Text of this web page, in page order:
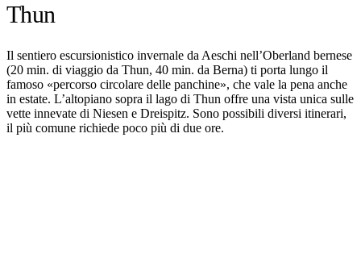
Thun
Il sentiero escursionistico invernale da Aeschi nell’Oberland bernese
(20 min. di viaggio da Thun, 40 min. da Berna) ti porta lungo il
famoso «percorso circolare delle panchine», che vale la pena anche
in estate. L’altopiano sopra il lago di Thun offre una vista unica sulle
vette innevate di Niesen e Dreispitz. Sono possibili diversi itinerari,
il più comune richiede poco più di due ore.